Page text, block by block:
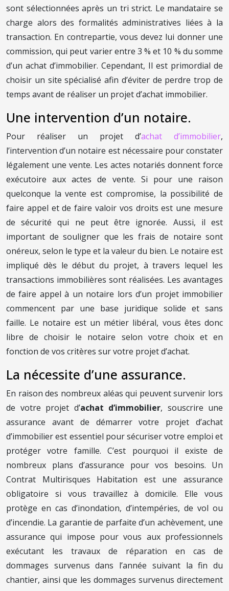
sont sélectionnées après un tri strict. Le mandataire se
charge alors des formalités administratives liées à la
transaction. En contrepartie, vous devez lui donner une
commission, qui peut varier entre 3 % et 10 % du somme
d’un achat d’immobilier. Cependant, Il est primordial de
choisir un site spécialisé afin d’éviter de perdre trop de
temps avant de réaliser un projet d’achat immobilier.
Une intervention d’un notaire.
Pour réaliser un projet d’achat d’immobilier,
l’intervention d’un notaire est nécessaire pour constater
légalement une vente. Les actes notariés donnent force
exécutoire aux actes de vente. Si pour une raison
quelconque la vente est compromise, la possibilité de
faire appel et de faire valoir vos droits est une mesure
de sécurité qui ne peut être ignorée. Aussi, il est
important de souligner que les frais de notaire sont
onéreux, selon le type et la valeur du bien. Le notaire est
impliqué dès le début du projet, à travers lequel les
transactions immobilières sont réalisées. Les avantages
de faire appel à un notaire lors d’un projet immobilier
commencent par une base juridique solide et sans
faille. Le notaire est un métier libéral, vous êtes donc
libre de choisir le notaire selon votre choix et en
fonction de vos critères sur votre projet d’achat.
La nécessite d’une assurance.
En raison des nombreux aléas qui peuvent survenir lors
de votre projet d’achat d’immobilier, souscrire une
assurance avant de démarrer votre projet d’achat
d’immobilier est essentiel pour sécuriser votre emploi et
protéger votre famille. C’est pourquoi il existe de
nombreux plans d’assurance pour vos besoins. Un
Contrat Multirisques Habitation est une assurance
obligatoire si vous travaillez à domicile. Elle vous
protège en cas d’inondation, d’intempéries, de vol ou
d’incendie. La garantie de parfaite d’un achèvement, une
assurance qui impose pour vous aux professionnels
exécutant les travaux de réparation en cas de
dommages survenus dans l’année suivant la fin du
chantier, ainsi que les dommages survenus directement